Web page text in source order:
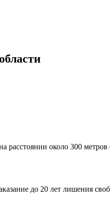
расстоянии около 300
до 20 лет лишения